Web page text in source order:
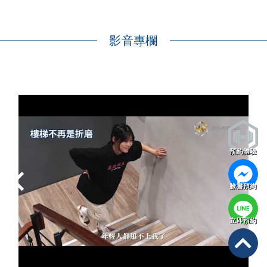
影音專欄
預約體驗
臉書預約
立即預約